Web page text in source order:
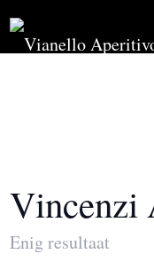
Vincenzi
Enig resultaat